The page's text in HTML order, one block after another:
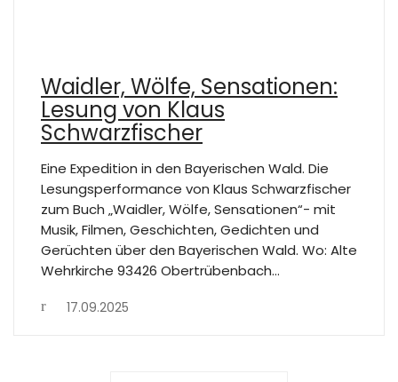
Waidler, Wölfe, Sensationen:
Lesung von Klaus
Schwarzfischer
Eine Expedition in den Bayerischen Wald. Die
Lesungsperformance von Klaus Schwarzfischer
zum Buch „Waidler, Wölfe, Sensationen“- mit
Musik, Filmen, Geschichten, Gedichten und
Gerüchten über den Bayerischen Wald. Wo: Alte
Wehrkirche 93426 Obertrübenbach…
17.09.2025